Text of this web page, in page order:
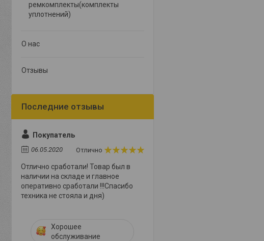
ремкомплекты(комплекты
уплотнений)
О нас
Отзывы
Покупатель
06.05.2020 Отлично
Отлично сработали! Товар был в
наличии на складе и главное
оперативно сработали !!!Спасибо
техника не стояла и дня)
Хорошее
обслуживание